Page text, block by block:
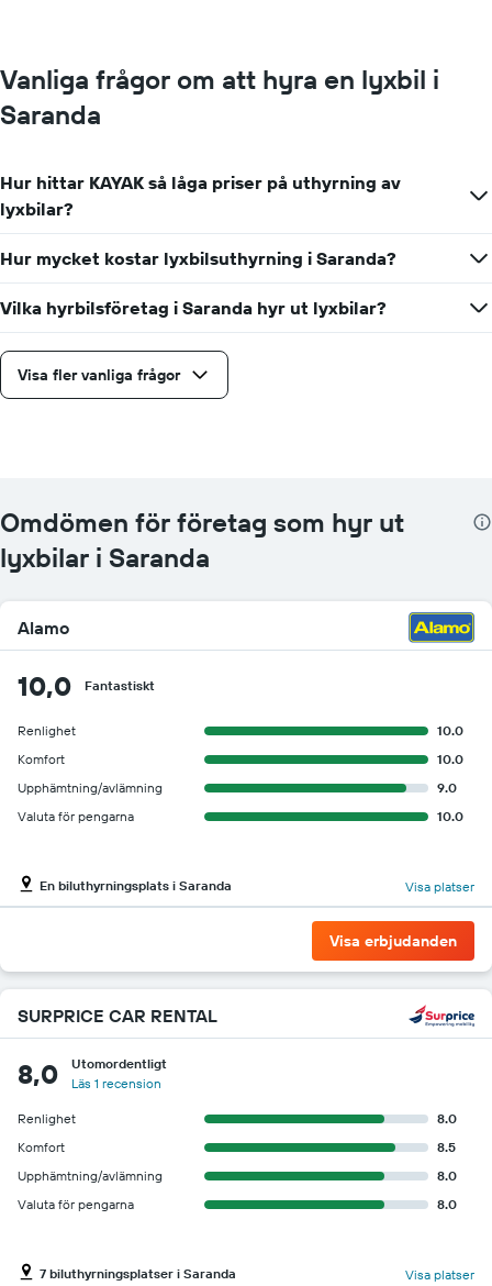
hyrbilspriset
de
Vanliga frågor om att hyra en lyxbil i
Saranda
Hur hittar KAYAK så låga priser på uthyrning av
lyxbilar?
Hur mycket kostar lyxbilsuthyrning i Saranda?
Vilka hyrbilsföretag i Saranda hyr ut lyxbilar?
Visa fler vanliga frågor
Omdömen för företag som hyr ut
lyxbilar i Saranda
Alamo
10,0 Fantastiskt
Renlighet
10.0
Komfort
10.0
Upphämtning/avlämning
9.0
Valuta för pengarna
10.0
En biluthyrningsplats i Saranda Visa platser
Visa erbjudanden
SURPRICE CAR RENTAL
8,0
Utomordentligt
Läs 1 recension
Renlighet
8.0
Komfort
8.5
Upphämtning/avlämning
8.0
Valuta för pengarna
8.0
7 biluthyrningsplatser i Saranda Visa platser